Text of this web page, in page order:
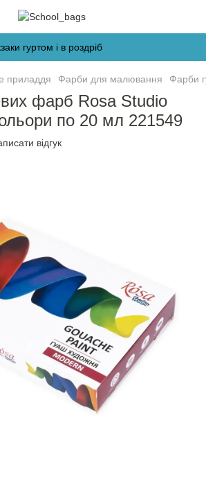
гуртом і в роздріб
приладдя Фарби для малювання Фарби
фарб Rosa Studio
по 20 мл 221549
відгук